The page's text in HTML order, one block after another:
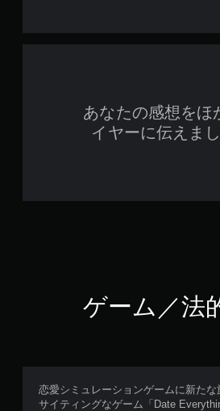
あなたの感想をほ
イヤーに伝えまし
ゲーム／法
恋愛シミュレーションゲームに新た
サイティングなゲーム「Date